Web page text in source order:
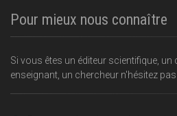
Pour mieux nous connaître
Si vous êtes un éditeur scientifique, un
enseignant, un chercheur n'hésitez pas